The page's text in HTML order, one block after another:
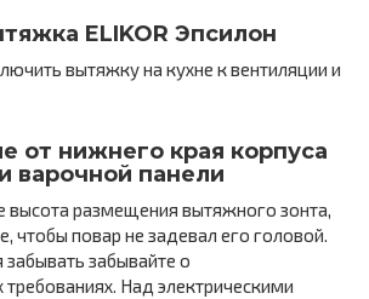
ELIKOR Эпсилон
от нижнего края корпуса
варочной панели
размещения вытяжного зонта,
чтобы повар не задевал его головой.
забывать забывайте о
Над электрическими